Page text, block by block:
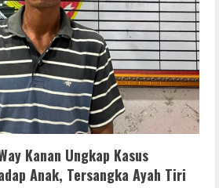
Kanan Ungkap Kasus
Anak, Tersangka Ayah Tiri